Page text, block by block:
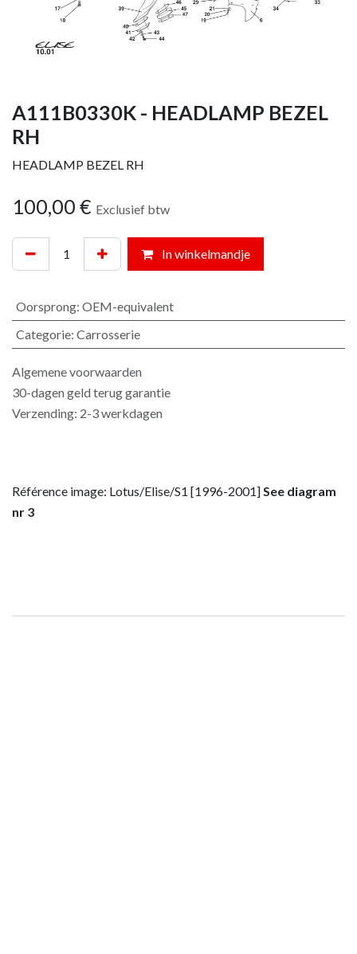
A111B0330K - HEADLAMP BEZEL
RH
HEADLAMP BEZEL RH
100,00 € Exclusief btw
In winkelmandje
Oorsprong: OEM-equivalent
Categorie: Carrosserie
Algemene voorwaarden
30-dagen geld terug garantie
Verzending: 2-3 werkdagen
Référence image: Lotus/Elise/S1 [1996-2001]See diagram
nr 3